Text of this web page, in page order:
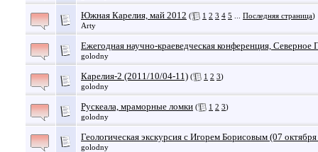
Южная Карелия, май 2012 ( 1 2 3 4 5 Последняя страница)
Arty
Ежегодная научно-краеведческая конференция, Северное
golodny
Карелия-2 (2011/10/04-11) ( 1 2 3)
golodny
Рускеала, мраморные ломки ( 1 2 3)
golodny
Геологическая экскурсия с Игорем Борисовым (07
golodny